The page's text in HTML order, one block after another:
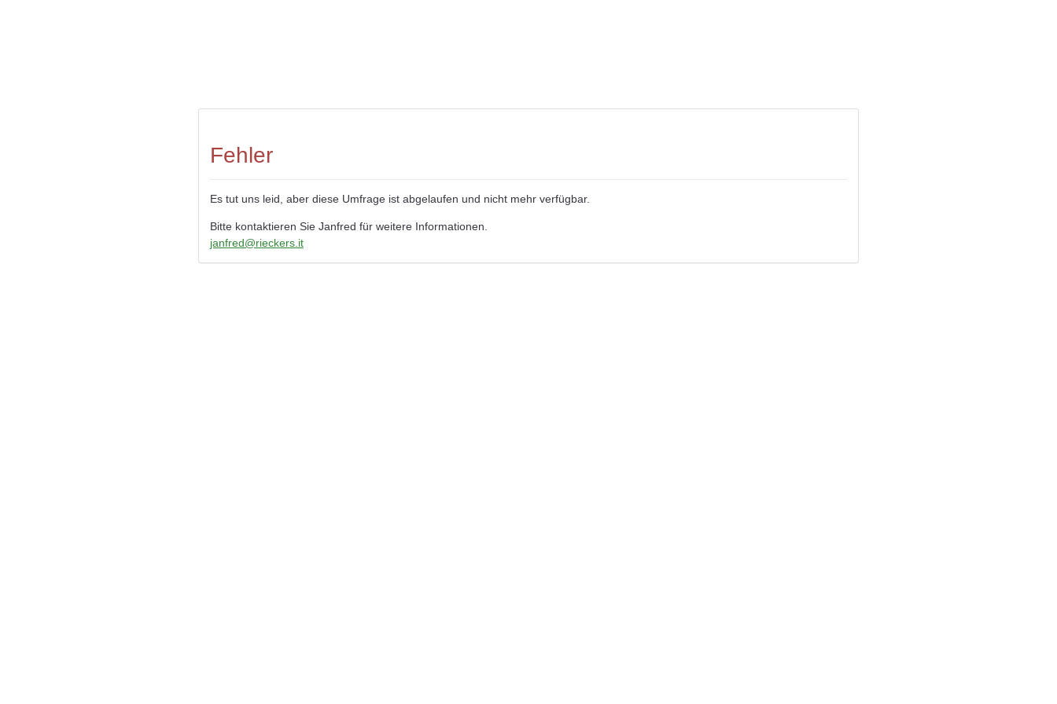
Fehler
Es tut uns leid, aber diese Umfrage ist abgelaufen und nicht mehr verfügbar.
Bitte kontaktieren Sie Janfred für weitere Informationen.
janfred@rieckers.it